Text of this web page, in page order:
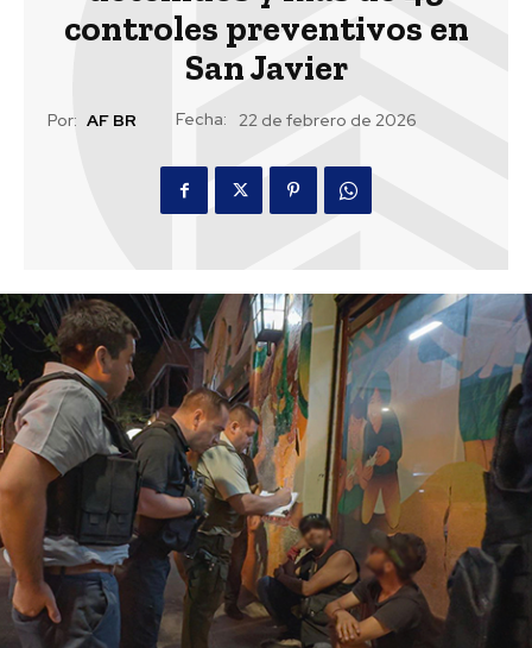
controles preventivos en
San Javier
Por: AF BR Fecha: 22 de febrero de 2026